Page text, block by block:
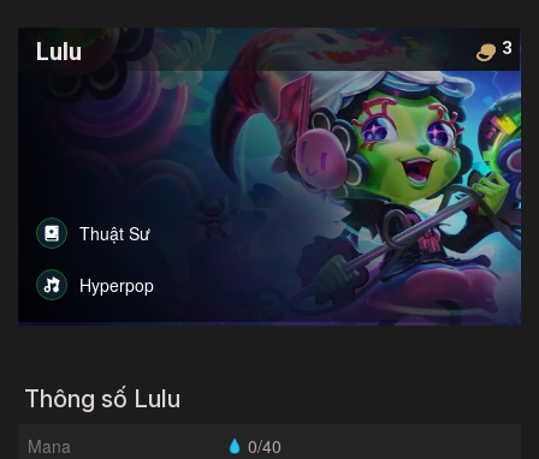
Lulu 3
Thuật Sư
Hyperpop
Thông số Lulu
Mana
0/40